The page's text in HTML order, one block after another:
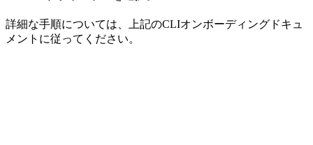
詳細な手順については、上記のCLIオンボーディングドキュ
メントに従ってください。